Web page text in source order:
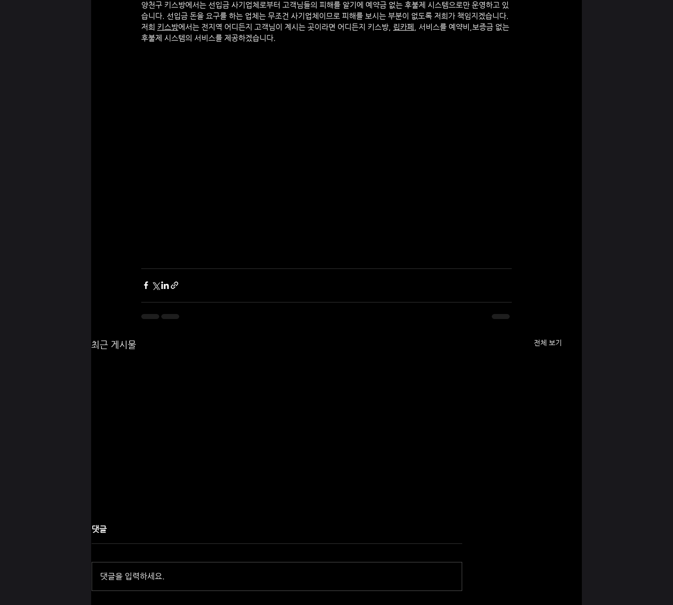
양천구 키스방에서는 선입금 사기업체로부터 고객님들의 피해를 알기에 예약금 없는 후불제 시스템으로만 운영하고 있
습니다. 선입금 돈을 요구를 하는 업체는 무조건 사기업체이므로 피해를 보시는 부분이 없도록 저희가 책임지겠습니다.
저희 키스방에서는 전지역 어디든지 고객님이 계시는 곳이라면 어디든지 키스방, 립카페
, 서비스를 예약비,보증금 없는
후불제 시스템의 서비스를 제공하겠습니다.
최근 게시물 전체 보기
댓글
댓글을 입력하세요.